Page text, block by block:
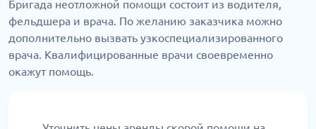
Бригада неотложной помощи состоит из водителя,
фельдшера и врача. По желанию заказчика можно
дополнительно вызвать узкоспециализированного
врача. Квалифицированные врачи своевременно
окажут помощь.